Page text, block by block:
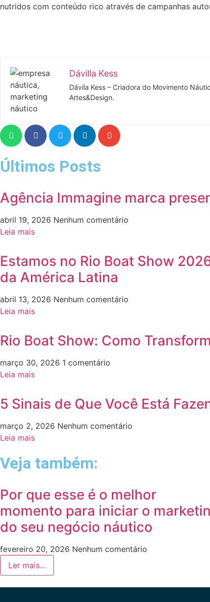
nutridos com conteúdo rico através de campanhas
Dávilla Kess
Dávila Kess – Criadora do Movimento
Artes&Design.
Últimos Posts
Agência Immagine marca
abril 19, 2026 Nenhum comentário
Leia mais
Estamos no Rio Boat Show
da América Latina
abril 13, 2026 Nenhum comentário
Leia mais
Rio Boat Show: Como
março 30, 2026 1 comentário
Leia mais
5 Sinais de Que Você Está
março 2, 2026 Nenhum comentário
Leia mais
Veja também:
Por que esse é o melhor
momento para iniciar o
do seu negócio náutico
fevereiro 20, 2026 Nenhum comentário
Ler mais...